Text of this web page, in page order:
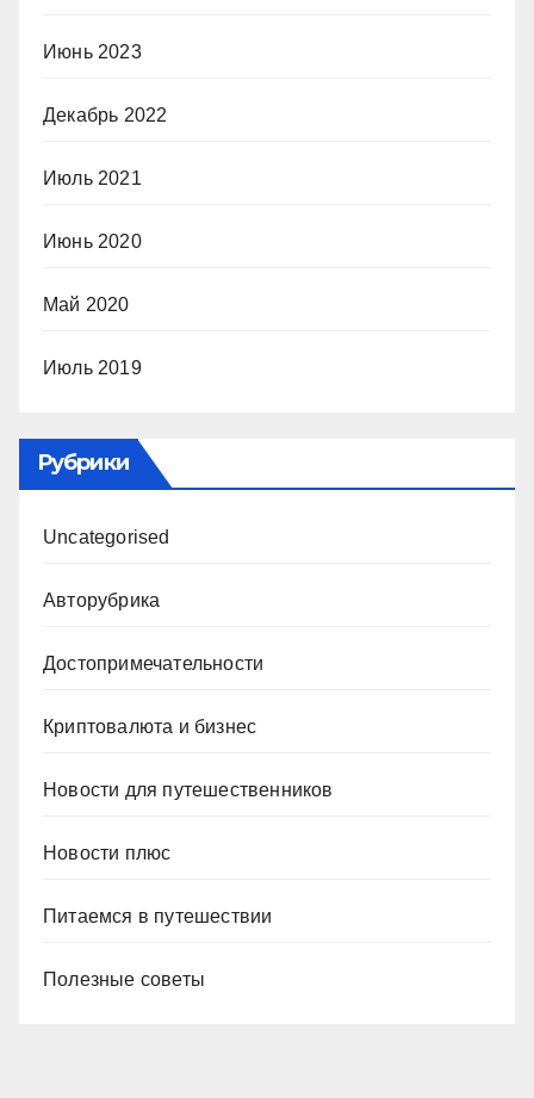
Июнь 2023
Декабрь 2022
Июль 2021
Июнь 2020
Май 2020
Июль 2019
Рубрики
Uncategorised
Авторубрика
Достопримечательности
Криптовалюта и бизнес
Новости для путешественников
Новости плюс
Питаемся в путешествии
Полезные советы